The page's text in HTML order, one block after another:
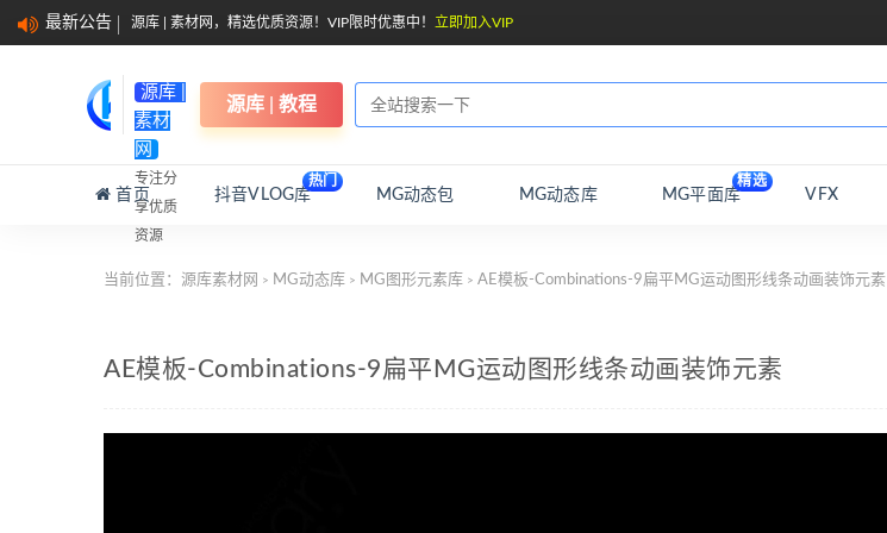
最新公告 源库 | 素材网，精选优质资源！VIP限时优惠中！ 立即加入VIP
源库 |
素材
网
专注分
享优质
资源
源库 | 教程
首页 抖音VLOG库
热门
MG动态包 MG动态库 MG平面库
精选
VFX
当前位置： 源库素材网 > MG动态库 > MG图形元素库 > AE模板-Combinations-9扁平MG运动图形线条动画装饰元素
AE模板-Combinations-9扁平MG运动图形线条动画装饰元素